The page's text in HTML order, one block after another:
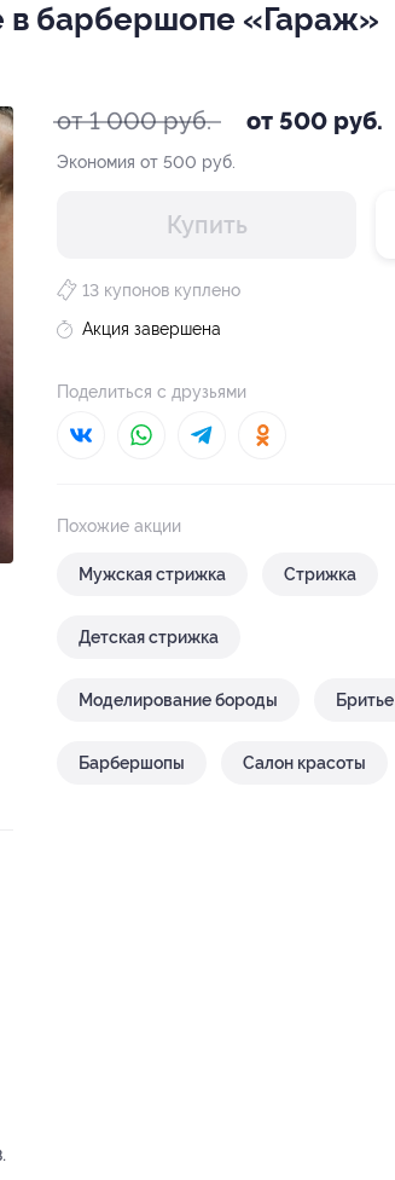
в барбершопе «Гараж»
от 1 000 руб. от 500 руб.
Экономия от 500 руб.
Купить
13 купонов куплено
Акция завершена
Поделиться с друзьями
Похожие акции
Мужская стрижка Стрижка
Детская стрижка
Моделирование бороды Бритье
Барбершопы Салон красоты